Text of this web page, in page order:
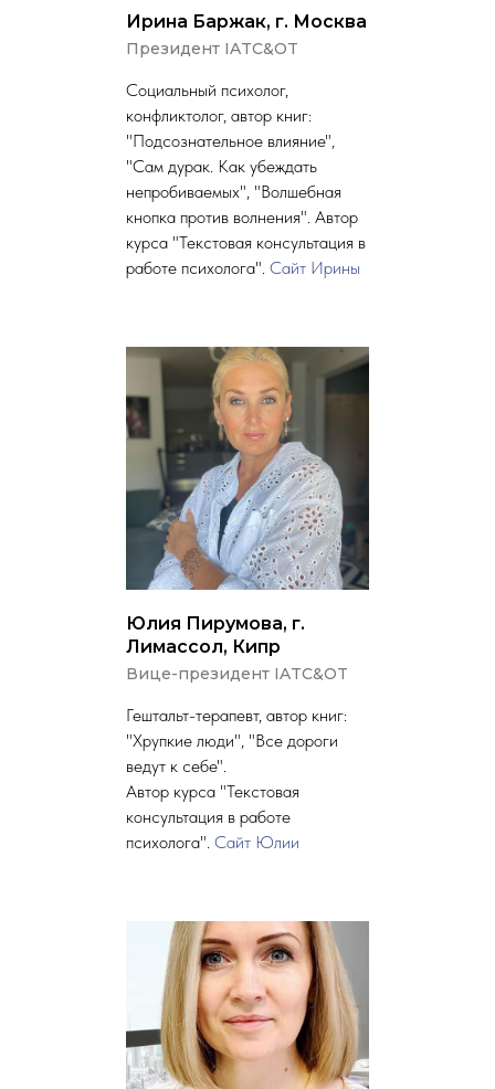
Ирина Баржак, г. Москва
Президент IATC&OT
Социальный психолог,
конфликтолог, автор книг:
"Подсознательное влияние",
"Сам дурак. Как убеждать
непробиваемых", "Волшебная
кнопка против волнения". Автор
курса "Текстовая консультация в
работе психолога". Сайт Ирины
Юлия Пирумова, г.
Лимассол, Кипр
Вице-президент IATC&OT
Гештальт-терапевт, автор книг:
"Хрупкие люди", "Все дороги
ведут к себе".
Автор курса "Текстовая
консультация в работе
психолога". Сайт Юлии